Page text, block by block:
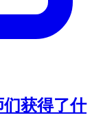
获得了什